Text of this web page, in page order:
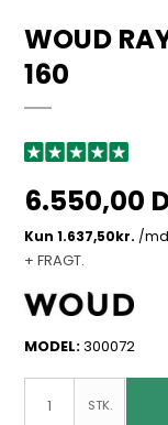
WOUD
160
6.550,00
+ FRAGT.
MODEL:300072
STK.